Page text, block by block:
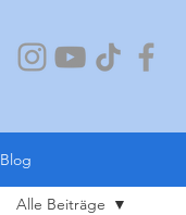
Blog
Alle Beiträge